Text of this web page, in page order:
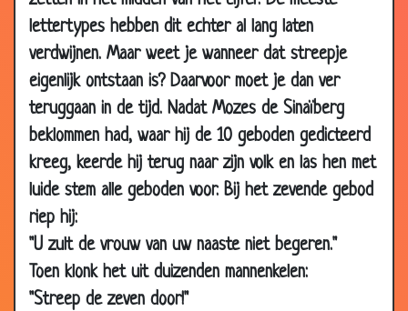
lettertypes hebben dit echter al lang laten
verdwijnen. Maar weet je wanneer dat streepje
eigenlijk ontstaan is? Daarvoor moet je dan ver
teruggaan in de tijd. Nadat Mozes de Sinaïberg
beklommen had, waar hij de 10 geboden gedicteerd
kreeg, keerde hij terug naar zijn volk en las hen met
luide stem alle geboden voor. Bij het zevende gebod
riep hij:
"U zult de vrouw van uw naaste niet begeren."
Toen klonk het uit duizenden mannenkelen:
"Streep de zeven door!"
04 Aug
2008
Twee priesters op vakantie
16 Mar
2008
Naar Lourdes 3.41
15 Mar
2008
Hij is ziek
06 Mar
2008
Is Hij me vergeten? 2.94
06 Mar
2008
28 Jan 2008 In de woestijn
24 Jan 2008
Wat te doen?